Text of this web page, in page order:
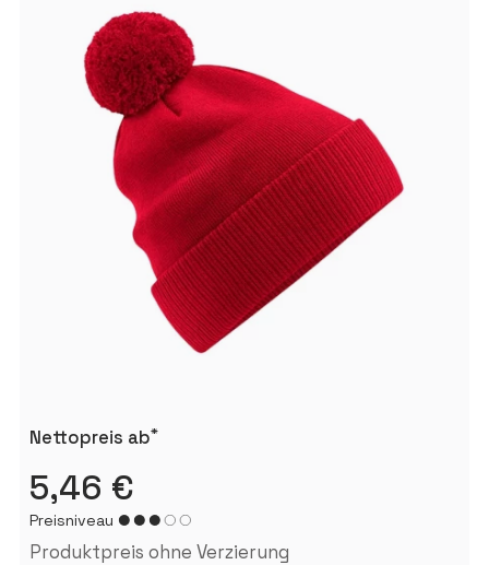
Nettopreis ab*
5,46 €
Preisniveau
Produktpreis ohne Verzierung